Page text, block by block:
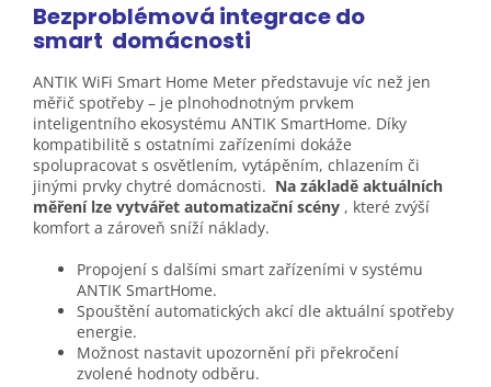
Bezproblémová integrace do
smart domácnosti
ANTIK WiFi Smart Home Meter představuje víc než jen
měřič spotřeby – je plnohodnotným prvkem
inteligentního ekosystému ANTIK SmartHome. Díky
kompatibilitě s ostatními zařízeními dokáže
spolupracovat s osvětlením, vytápěním, chlazením či
jinými prvky chytré domácnosti. Na základě aktuálních
měření lze vytvářet automatizační scény , které zvýší
komfort a zároveň sníží náklady.
Propojení s dalšími smart zařízeními v systému
ANTIK SmartHome.
Spouštění automatických akcí dle aktuální spotřeby
energie.
Možnost nastavit upozornění při překročení
zvolené hodnoty odběru.